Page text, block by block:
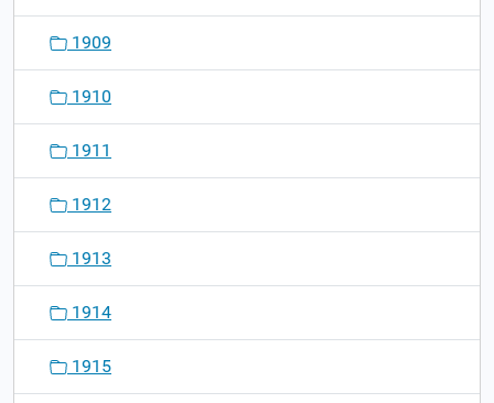
1909
1910
1911
1912
1913
1914
1915